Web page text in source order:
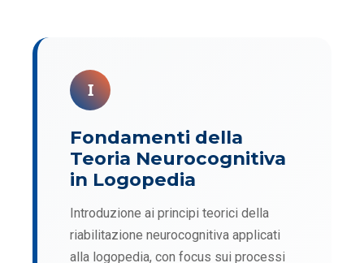
I
Fondamenti della
Teoria Neurocognitiva
in Logopedia
Introduzione ai principi teorici della
riabilitazione neurocognitiva applicati
alla logopedia, con focus sui processi